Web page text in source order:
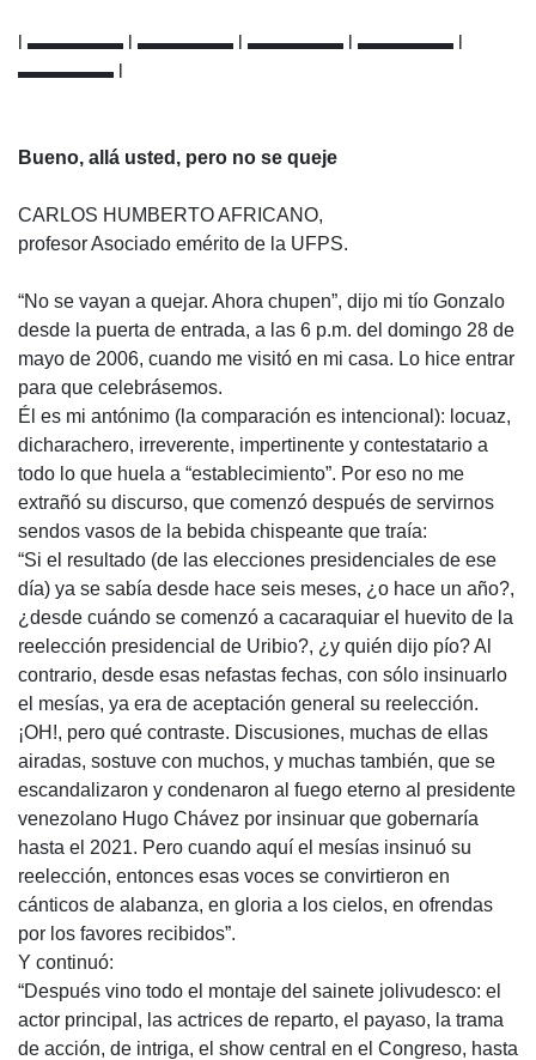
l ▬▬▬▬▬ l ▬▬▬▬▬ l ▬▬▬▬▬ l ▬▬▬▬▬ l
▬▬▬▬▬ l
Bueno, allá usted, pero no se queje
CARLOS HUMBERTO AFRICANO,
profesor Asociado emérito de la UFPS.
“No se vayan a quejar. Ahora chupen”, dijo mi tío Gonzalo
desde la puerta de entrada, a las 6 p.m. del domingo 28 de
mayo de 2006, cuando me visitó en mi casa. Lo hice entrar
para que celebrásemos.
Él es mi antónimo (la comparación es intencional): locuaz,
dicharachero, irreverente, impertinente y contestatario a
todo lo que huela a “establecimiento”. Por eso no me
extrañó su discurso, que comenzó después de servirnos
sendos vasos de la bebida chispeante que traía:
“Si el resultado (de las elecciones presidenciales de ese
día) ya se sabía desde hace seis meses, ¿o hace un año?,
¿desde cuándo se comenzó a cacaraquiar el huevito de la
reelección presidencial de Uribio?, ¿y quién dijo pío? Al
contrario, desde esas nefastas fechas, con sólo insinuarlo
el mesías, ya era de aceptación general su reelección.
¡OH!, pero qué contraste. Discusiones, muchas de ellas
airadas, sostuve con muchos, y muchas también, que se
escandalizaron y condenaron al fuego eterno al presidente
venezolano Hugo Chávez por insinuar que gobernaría
hasta el 2021. Pero cuando aquí el mesías insinuó su
reelección, entonces esas voces se convirtieron en
cánticos de alabanza, en gloria a los cielos, en ofrendas
por los favores recibidos”.
Y continuó:
“Después vino todo el montaje del sainete jolivudesco: el
actor principal, las actrices de reparto, el payaso, la trama
de acción, de intriga, el show central en el Congreso, hasta